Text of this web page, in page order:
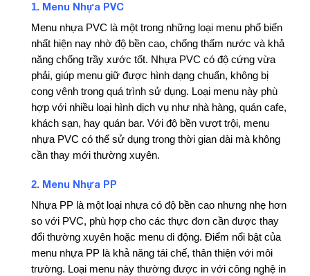
1. Menu Nhựa PVC
Menu nhựa PVC là một trong những loại menu phổ biến
nhất hiện nay nhờ độ bền cao, chống thấm nước và khả
năng chống trầy xước tốt. Nhựa PVC có độ cứng vừa
phải, giúp menu giữ được hình dạng chuẩn, không bị
cong vênh trong quá trình sử dụng. Loại menu này phù
hợp với nhiều loại hình dịch vụ như nhà hàng, quán cafe,
khách sạn, hay quán bar. Với độ bền vượt trội, menu
nhựa PVC có thể sử dụng trong thời gian dài mà không
cần thay mới thường xuyên.
2. Menu Nhựa PP
Nhựa PP là một loại nhựa có độ bền cao nhưng nhẹ hơn
so với PVC, phù hợp cho các thực đơn cần được thay
đổi thường xuyên hoặc menu di động. Điểm nổi bật của
menu nhựa PP là khả năng tái chế, thân thiện với môi
trường. Loại menu này thường được in với công nghệ in